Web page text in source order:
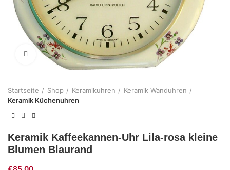
Zum Vergrößern klicken
Startseite Shop Keramikuhren
Keramik Wanduhren
Keramik Küchenuhren
Keramik Kaffeekannen-Uhr Lila-rosa kleine
Blumen Blaurand